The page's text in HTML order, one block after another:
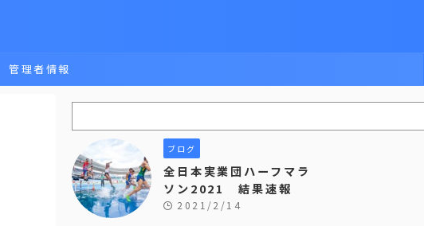
管理者情報
ブログ
全日本実業団ハーフマラ
ソン2021 結果速報
2021/2/14